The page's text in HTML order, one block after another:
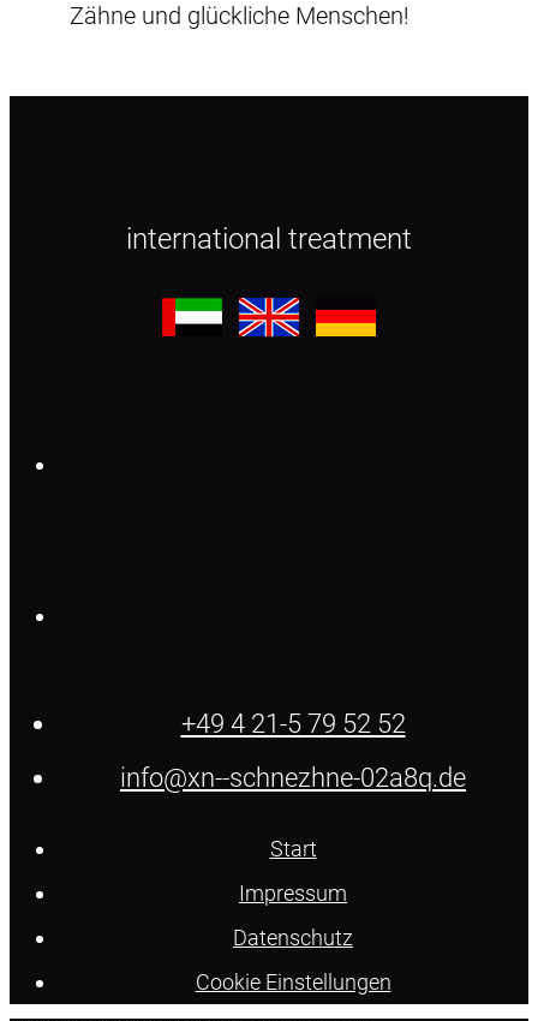
Zähne und glückliche Menschen!
international treatment
+49 4 21-5 79 52 52
info@xn--schnezhne-02a8q.de
Start
Impressum
Datenschutz
Cookie Einstellungen